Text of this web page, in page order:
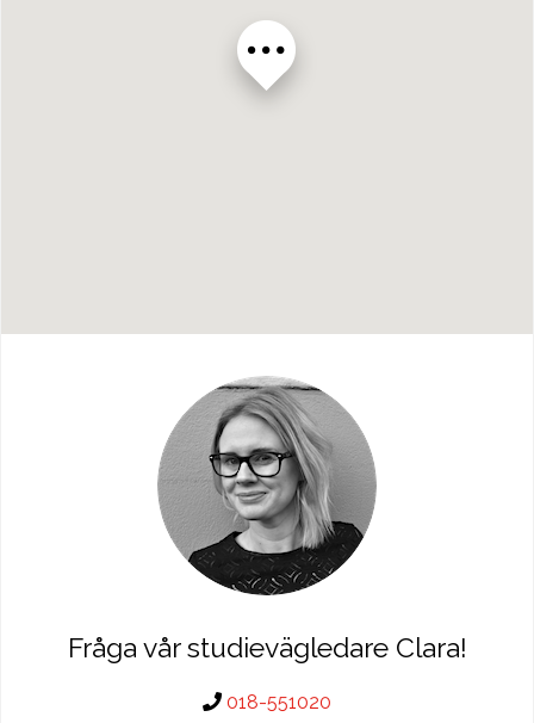
Fråga vår studievägledare Clara!
018-551020